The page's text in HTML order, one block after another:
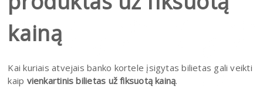
kainą
Kai kuriais atvejais banko kortele įsigytas bilietas gali veikti
kaip vienkartinis bilietas už fiksuotą kainą.